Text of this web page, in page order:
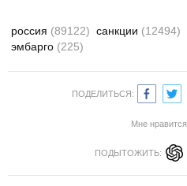
россия (89122) санкции (12494)
эмбарго (225)
ПОДЕЛИТЬСЯ:
Мне нравится
ПОДЫТОЖИТЬ: